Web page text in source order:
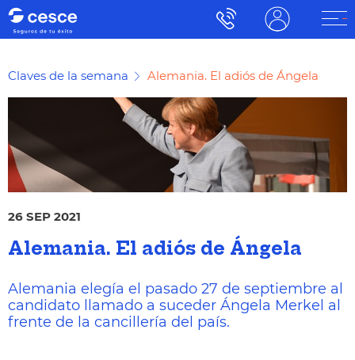
Claves de la semana Alemania. El adiós de Ángela
26 SEP 2021
Alemania. El adiós de Ángela
Alemania elegía el pasado 27 de septiembre al
candidato llamado a suceder Ángela Merkel al
frente de la cancillería del país.